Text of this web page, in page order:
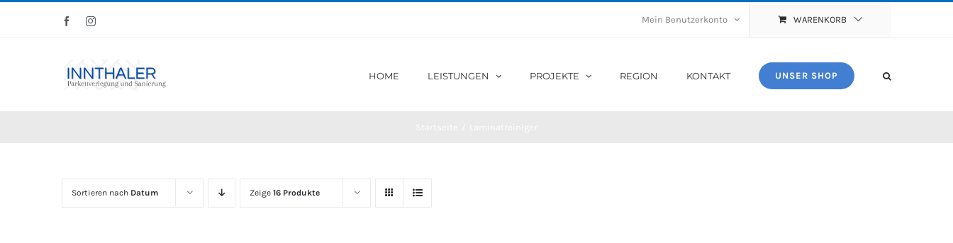
FacebookInstagram Mein Benutzerkonto WARENKORB
HOME LEISTUNGEN PROJEKTE REGION KONTAKT UNSER SHOP
Sortieren nach Datum Zeige 16 Produkte